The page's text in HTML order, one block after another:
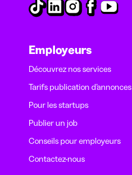
Employeurs
Découvrez nos services
Tarifs publication d’annonces
Pour les startups
Publier un job
Conseils pour employeurs
Contactez-nous